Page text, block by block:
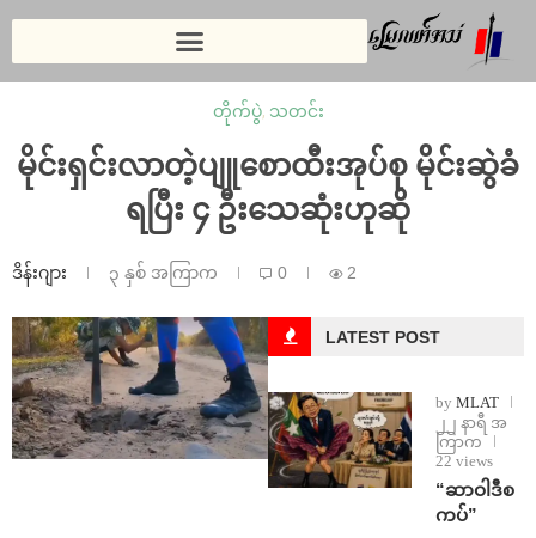
တိုက်ပွဲ, သတင်း
မိုင်းရှင်းလာတဲ့ပျူ‌စောထီးအုပ်စု မိုင်းဆွဲခံ
ရပြီး ၄ ဦးသေဆုံးဟုဆို
ဒိန်းဂျား ၃ နှစ် အကြာက 0 2
LATEST POST
by MLAT
၂၂ နာရီ အ
ကြာက
22 views
“ဆာဝါဒီစ
ကပ်”